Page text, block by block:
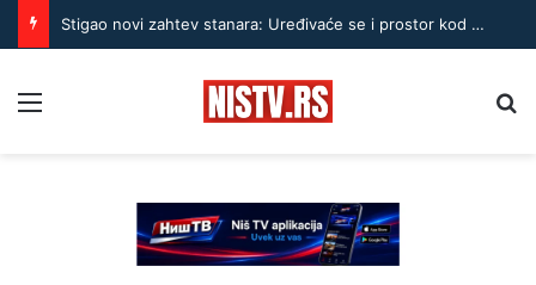
Stigao novi zahtev stanara: Uređivaće se i prostor kod Dragiše Cvetkovića 91